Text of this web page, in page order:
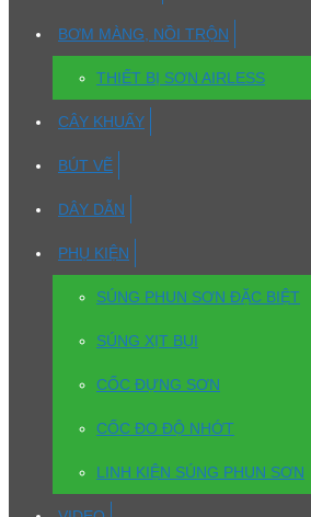
BƠM MÀNG, NỒI TRỘN
THIẾT BỊ SƠN AIRLESS
CÂY KHUẤY
BÚT VẼ
DÂY DẪN
PHỤ KIỆN
SÚNG PHUN SƠN ĐẶC BIỆT
SÚNG XỊT BỤI
CỐC ĐỰNG SƠN
CỐC ĐO ĐỘ NHỚT
LINH KIỆN SÚNG PHUN SƠN